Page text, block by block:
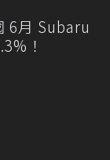
6月 Subaru
！